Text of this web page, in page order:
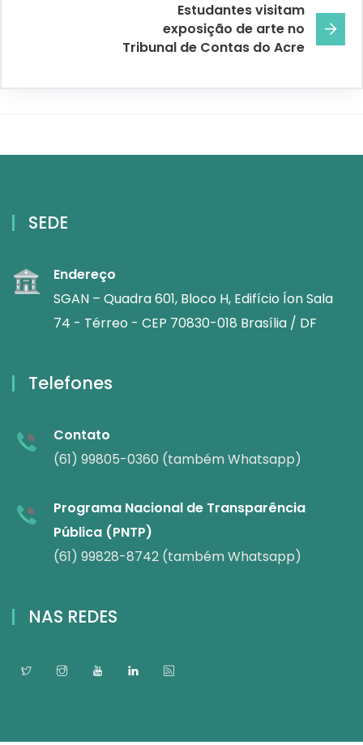
Estudantes visitam
exposição de arte no
Tribunal de Contas do Acre
SEDE
Endereço
SGAN – Quadra 601, Bloco H, Edifício Íon Sala
74 - Térreo - CEP 70830-018 Brasília / DF
Telefones
Contato
(61) 99805-0360 (também Whatsapp)
Programa Nacional de Transparência
Pública (PNTP)
(61) 99828-8742 (também Whatsapp)
NAS REDES